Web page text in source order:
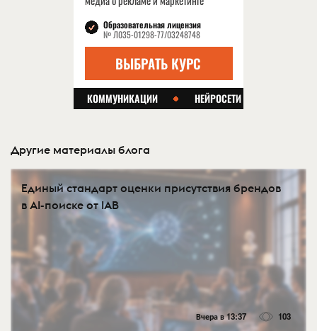
Другие материалы блога
Eдиный стандарт оценки присутствия брендов
в AI-поиске от IAB
Вчера в 13:37 103